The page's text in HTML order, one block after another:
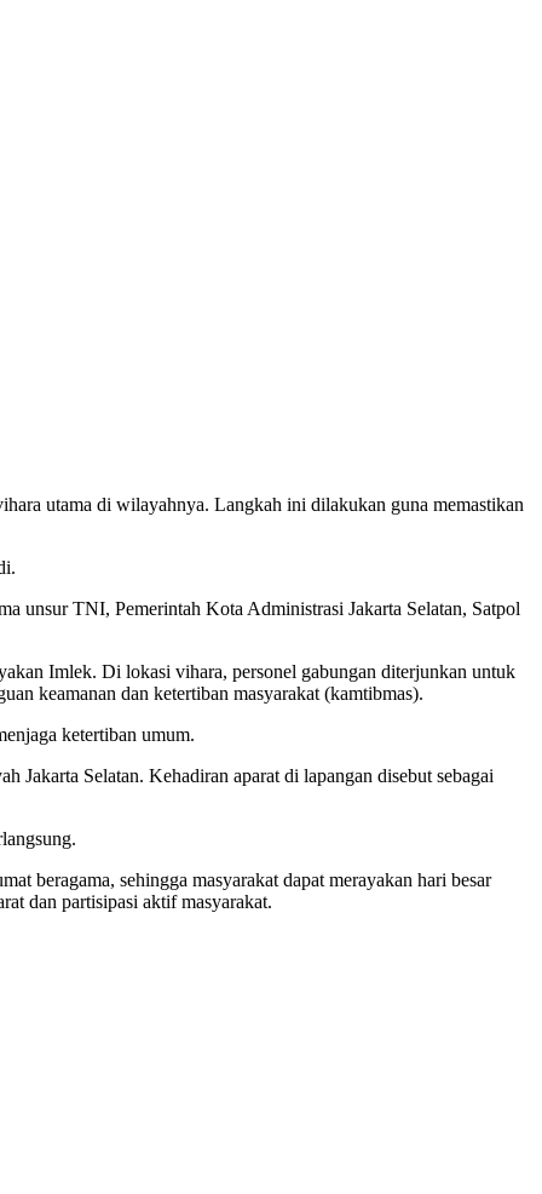
utama di wilayahnya. Langkah ini dilakukan guna memastikan
unsur TNI, Pemerintah Kota Administrasi Jakarta Selatan, Satpol
Imlek. Di lokasi vihara, personel gabungan diterjunkan untuk
keamanan dan ketertiban masyarakat (kamtibmas).
ketertiban umum.
Jakarta Selatan. Kehadiran aparat di lapangan disebut sebagai
beragama, sehingga masyarakat dapat merayakan hari besar
dan partisipasi aktif masyarakat.